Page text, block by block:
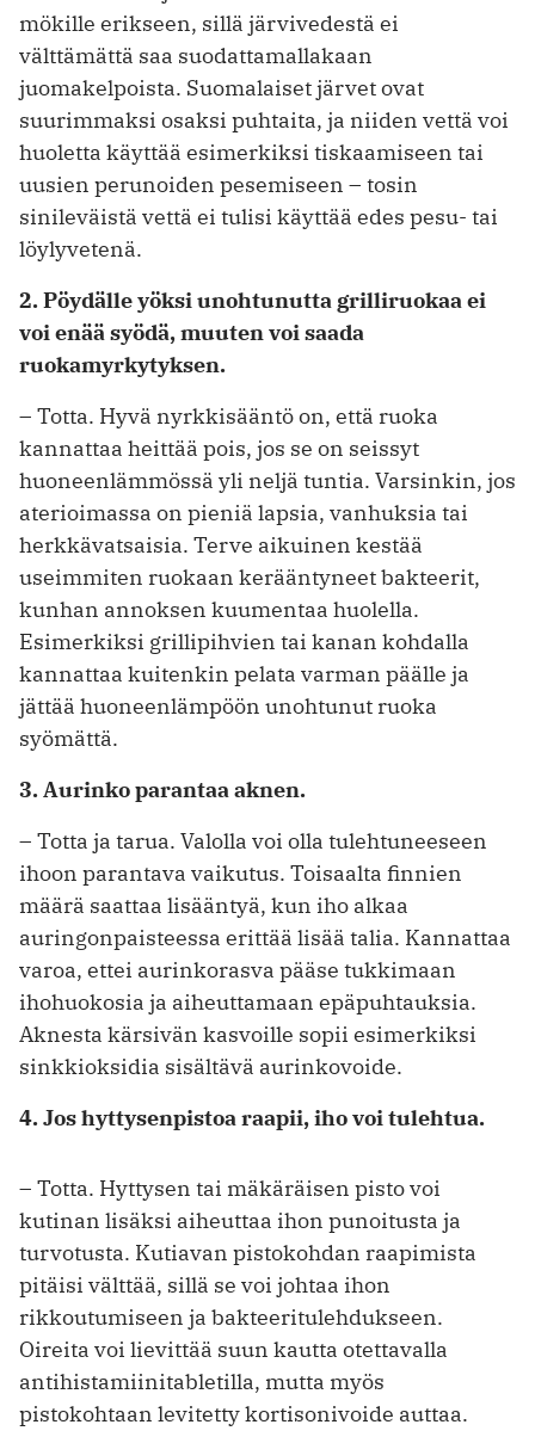
mökille erikseen, sillä järvivedestä ei
välttämättä saa suodattamallakaan
juomakelpoista. Suomalaiset järvet ovat
suurimmaksi osaksi puhtaita, ja niiden vettä voi
huoletta käyttää esimerkiksi tiskaamiseen tai
uusien perunoiden pesemiseen – tosin
sinileväistä vettä ei tulisi käyttää edes pesu- tai
löylyvetenä.
2. Pöydälle yöksi unohtunutta grilliruokaa ei
voi enää syödä, muuten voi saada
ruokamyrkytyksen.
– Totta. Hyvä nyrkkisääntö on, että ruoka
kannattaa heittää pois, jos se on seissyt
huoneenlämmössä yli neljä tuntia. Varsinkin, jos
aterioimassa on pieniä lapsia, vanhuksia tai
herkkävatsaisia. Terve aikuinen kestää
useimmiten ruokaan kerääntyneet bakteerit,
kunhan annoksen kuumentaa huolella.
Esimerkiksi grillipihvien tai kanan kohdalla
kannattaa kuitenkin pelata varman päälle ja
jättää huoneenlämpöön unohtunut ruoka
syömättä.
3. Aurinko parantaa aknen.
– Totta ja tarua. Valolla voi olla tulehtuneeseen
ihoon parantava vaikutus. Toisaalta finnien
määrä saattaa lisääntyä, kun iho alkaa
auringonpaisteessa erittää lisää talia. Kannattaa
varoa, ettei aurinkorasva pääse tukkimaan
ihohuokosia ja aiheuttamaan epäpuhtauksia.
Aknesta kärsivän kasvoille sopii esimerkiksi
sinkkioksidia sisältävä aurinkovoide.
4. Jos hyttysenpistoa raapii, iho voi tulehtua.
– Totta. Hyttysen tai mäkäräisen pisto voi
kutinan lisäksi aiheuttaa ihon punoitusta ja
turvotusta. Kutiavan pistokohdan raapimista
pitäisi välttää, sillä se voi johtaa ihon
rikkoutumiseen ja bakteeritulehdukseen.
Oireita voi lievittää suun kautta otettavalla
antihistamiinitabletilla, mutta myös
pistokohtaan levitetty kortisonivoide auttaa.